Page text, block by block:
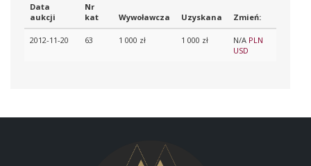
Data
aukcji
Nr
kat
Wywoławcza Uzyskana Zmień:
2012-11-20 63 1 000 zł 1 000 zł N/A PLN
USD